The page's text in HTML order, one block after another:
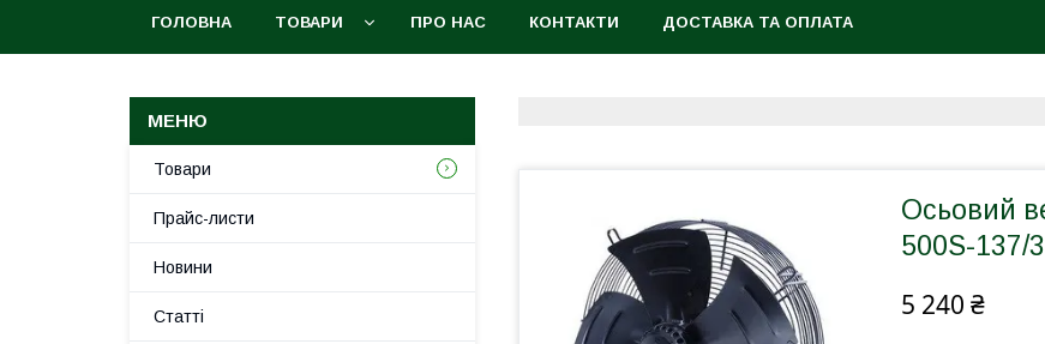
ГОЛОВНА ТОВАРИ ПРО НАС КОНТАКТИ ДОСТАВКА ТА ОПЛАТА
Осьовий
500S-137/
5 240 ₴
Товари
Прайс-листи
Новини
Статті